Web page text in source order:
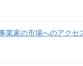
業家の市場へのアクセ